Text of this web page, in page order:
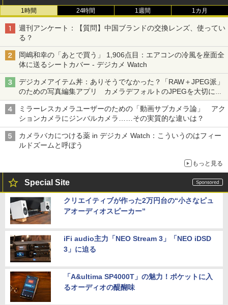
1時間 24時間 1週間 1カ月
週刊アンケート：【質問】中国ブランドの交換レンズ、使ってい
る？
岡嶋和幸の「あとで買う」 1,906点目：エアコンの冷風を座面全
体に送るシートカバー - デジカメ Watch
デジカメアイテム丼：ありそうでなかった？「RAW＋JPEG派」
のための写真編集アプリ カメラデフォルトのJPEGを大切にす
る「Filmator」
ミラーレスカメラユーザーのための「動画サブカメラ論」 アク
ションカメラにジンバルカメラ……その実質的な違いは？
カメラバカにつける薬 in デジカメ Watch：こういうのはフィー
ルドズームと呼ぼう
もっと見る
Special Site
クリエイティブが作った2万円台の“小さなピュ
アオーディオスピーカー”
iFi audio主力「NEO Stream 3」「NEO iDSD
3」に迫る
「A&ultima SP4000T」の魅力！ポケットに入
るオーディオの醍醐味